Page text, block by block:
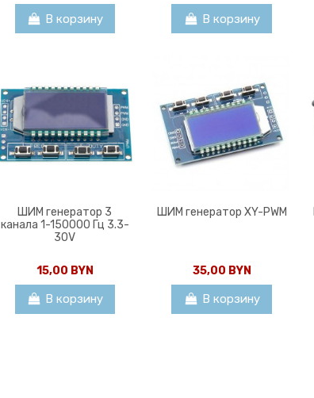
В корзину В корзину
ШИМ генератор 3
канала 1-150000 Гц 3.3-
30V
15,00 BYN
В корзину
ШИМ генератор XY-PWM
35,00 BYN
В корзину